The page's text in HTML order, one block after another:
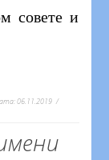
совете и
06.11.2019